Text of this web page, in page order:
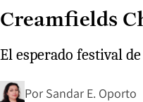
Creamfields
El esperado festival
Por Sandar E. Oporto